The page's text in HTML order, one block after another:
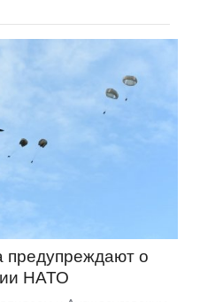
предупреждают о
НАТО